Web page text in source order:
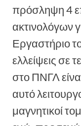
πρόσληψη 4
ακτινολόγων
Εργαστήριο
ελλείψεις σε
στο ΠΝΓΛ
αυτό
μαγνητικοί